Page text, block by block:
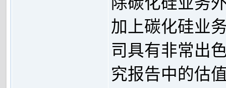
加上碳化硅业
司具有非常出
究报告中的估